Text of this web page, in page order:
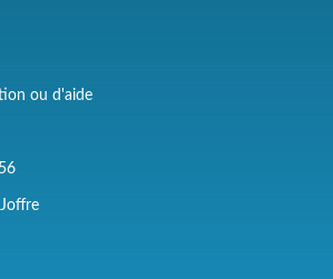
ou d'aide